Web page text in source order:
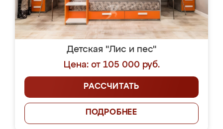
Детская "Лис и пес"
Цена: от 105 000 руб.
РАССЧИТАТЬ
ПОДРОБНЕЕ